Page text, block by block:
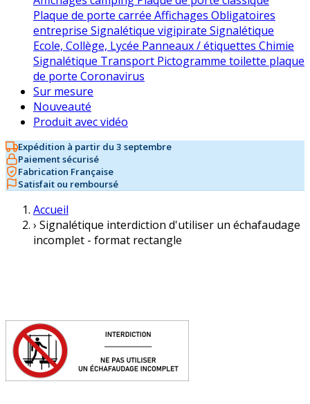
Plaque de porte carrée Affichages Obligatoires
entreprise Signalétique vigipirate Signalétique
Ecole, Collège, Lycée Panneaux / étiquettes Chimie
Signalétique Transport Pictogramme toilette plaque
de porte Coronavirus
Sur mesure
Nouveauté
Produit avec vidéo
Expédition à partir du 3 septembre
Paiement sécurisé
Fabrication Française
Satisfait ou remboursé
Accueil
› Signalétique interdiction d'utiliser un échafaudage
incomplet - format rectangle